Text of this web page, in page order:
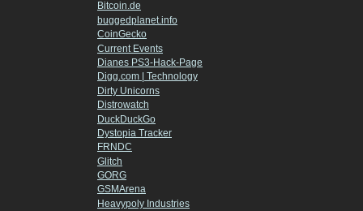
Bitcoin.de
buggedplanet.info
CoinGecko
Current Events
Dianes PS3-Hack-Page
Digg.com | Technology
Dirty Unicorns
Distrowatch
DuckDuckGo
Dystopia Tracker
FRNDC
Glitch
GORG
GSMArena
Heavypoly Industries